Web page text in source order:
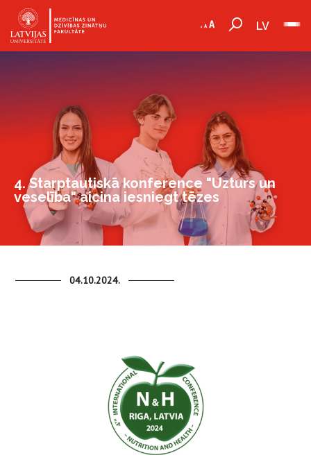
LV
4. Starptautiskā konference "Uzturs un
veselība" aicina iesniegt tēzes
04.10.2024.